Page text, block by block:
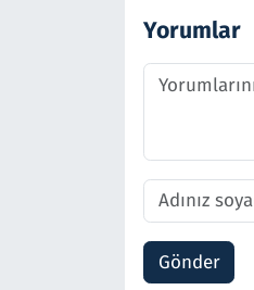
Yorumlar
Gönder